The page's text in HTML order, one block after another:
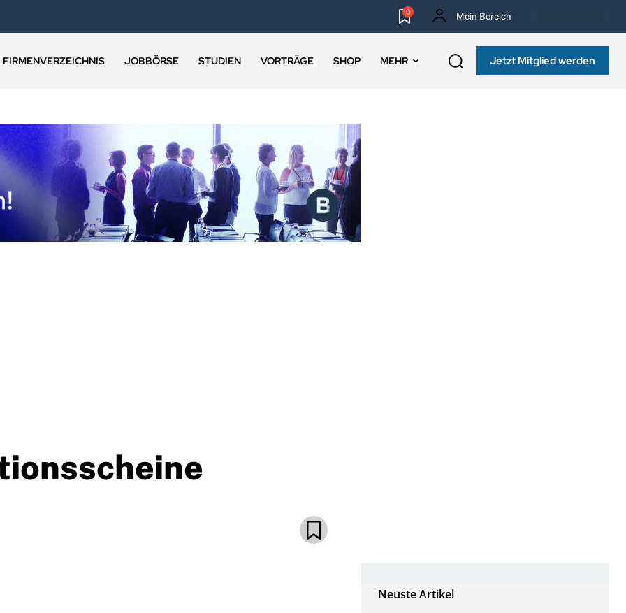
0 Mein Bereich
FIRMENVERZEICHNIS JOBBÖRSE STUDIEN VORTRÄGE SHOP MEHR Jetzt Mitglied werden
Neuste Artikel